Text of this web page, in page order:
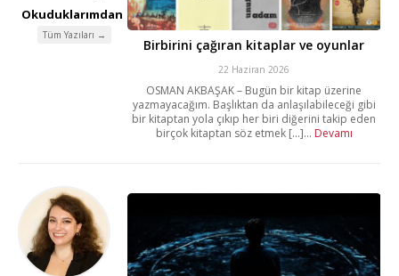
Okuduklarımdan
Tüm Yazıları →
Birbirini çağıran kitaplar ve oyunlar
22 Haziran 2026
OSMAN AKBAŞAK – Bugün bir kitap üzerine
yazmayacağım. Başlıktan da anlaşılabileceği gibi
bir kitaptan yola çıkıp her biri diğerini takip eden
birçok kitaptan söz etmek [...]... Devamı